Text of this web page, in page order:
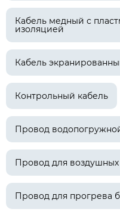
Кабель медный с
изоляцией
Кабель
Контрольный кабель
Провод
Провод для
Провод для прогрева